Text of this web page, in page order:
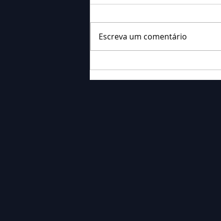
Barauce Schon
Escreva um comentário